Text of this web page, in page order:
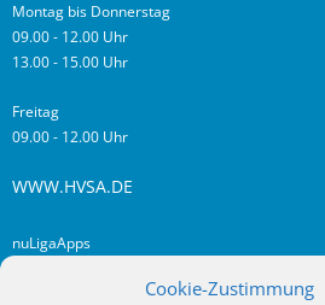
Cookie-Zustimmung
Montag bis Donnerstag
09.00 - 12.00 Uhr
13.00 - 15.00 Uhr
Freitag
09.00 - 12.00 Uhr
WWW.HVSA.DE
nuLigaApps